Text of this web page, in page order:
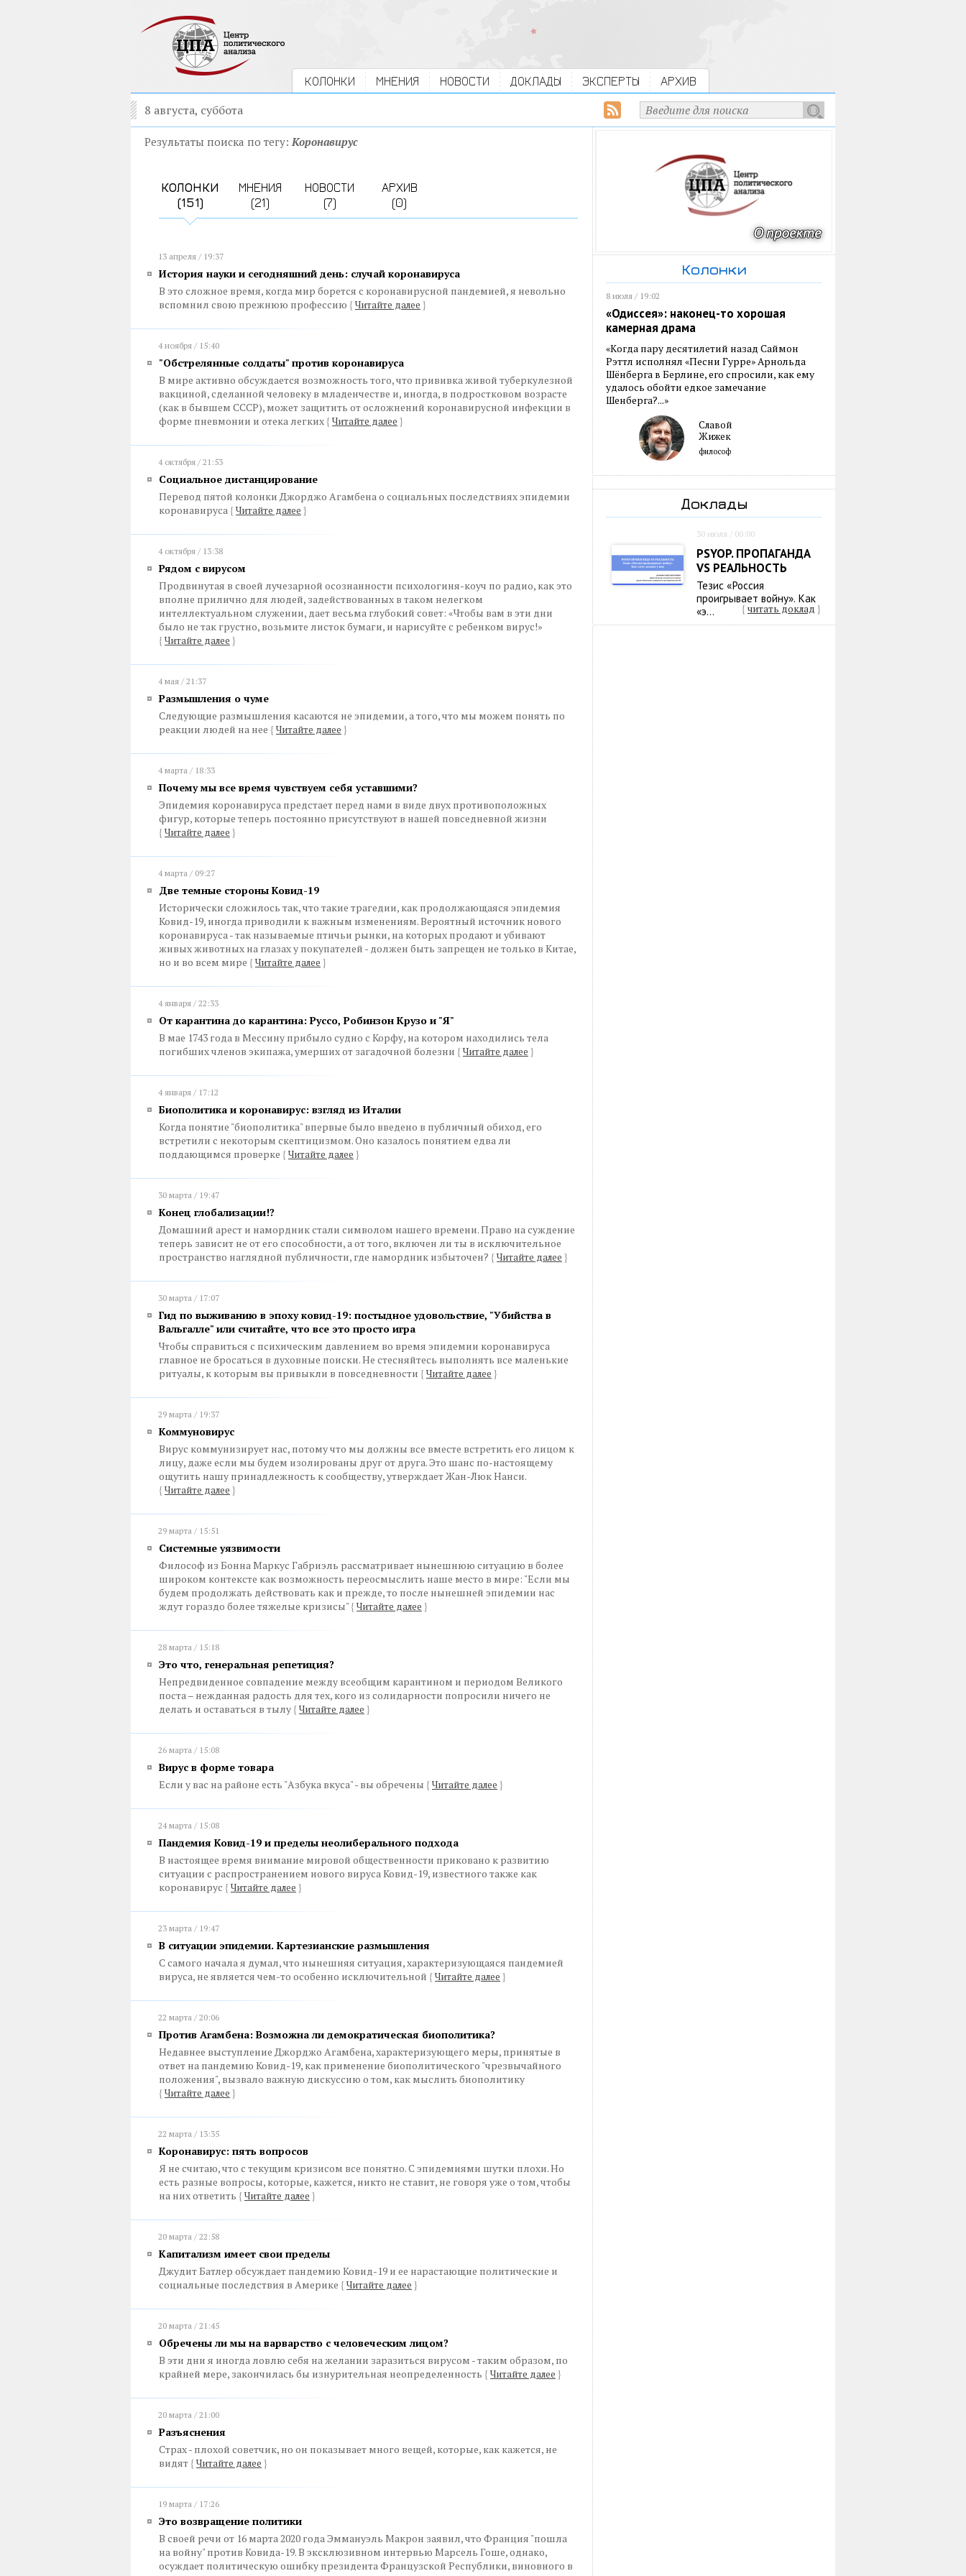
КОЛОНКИ МНЕНИЯ НОВОСТИ ДОКЛАДЫ ЭКСПЕРТЫ АРХИВ
8 августа, суббота
Результаты поиска по тегу:Коронавирус
КОЛОНКИ
(151)
МНЕНИЯ
(21)
НОВОСТИ
(7)
АРХИВ
(0)
13 апреля / 19:37
История науки и сегодняшний день: случай коронавируса
В это сложное время, когда мир борется с коронавирусной пандемией, я невольно
вспомнил свою прежнюю профессию { Читайте далее }
4 ноября / 15:40
"Обстрелянные солдаты" против коронавируса
В мире активно обсуждается возможность того, что прививка живой туберкулезной
вакциной, сделанной человеку в младенчестве и, иногда, в подростковом возрасте
(как в бывшем СССР), может защитить от осложнений коронавирусной инфекции в
форме пневмонии и отека легких { Читайте далее }
4 октября / 21:53
Социальное дистанцирование
Перевод пятой колонки Джорджо Агамбена о социальных последствиях эпидемии
коронавируса { Читайте далее }
4 октября / 13:38
Рядом с вирусом
Продвинутая в своей лучезарной осознанности психологиня-коуч по радио, как это
вполне прилично для людей, задействованных в таком нелегком
интеллектуальном служении, дает весьма глубокий совет: «Чтобы вам в эти дни
было не так грустно, возьмите листок бумаги, и нарисуйте с ребенком вирус!»
{ Читайте далее }
4 мая / 21:37
Размышления о чуме
Следующие размышления касаются не эпидемии, а того, что мы можем понять по
реакции людей на нее { Читайте далее }
4 марта / 18:33
Почему мы все время чувствуем себя уставшими?
Эпидемия коронавируса предстает перед нами в виде двух противоположных
фигур, которые теперь постоянно присутствуют в нашей повседневной жизни
{ Читайте далее }
4 марта / 09:27
Две темные стороны Ковид-19
Исторически сложилось так, что такие трагедии, как продолжающаяся эпидемия
Ковид-19, иногда приводили к важным изменениям. Вероятный источник нового
коронавируса - так называемые птичьи рынки, на которых продают и убивают
живых животных на глазах у покупателей - должен быть запрещен не только в Китае,
но и во всем мире { Читайте далее }
4 января / 22:33
От карантина до карантина: Руссо, Робинзон Крузо и "Я"
В мае 1743 года в Мессину прибыло судно с Корфу, на котором находились тела
погибших членов экипажа, умерших от загадочной болезни { Читайте далее }
4 января / 17:12
Биополитика и коронавирус: взгляд из Италии
Когда понятие "биополитика" впервые было введено в публичный обиход, его
встретили с некоторым скептицизмом. Оно казалось понятием едва ли
поддающимся проверке { Читайте далее }
30 марта / 19:47
Конец глобализации!?
Домашний арест и намордник стали символом нашего времени. Право на суждение
теперь зависит не от его способности, а от того, включен ли ты в исключительное
пространство наглядной публичности, где намордник избыточен? { Читайте далее }
30 марта / 17:07
Гид по выживанию в эпоху ковид-19: постыдное удовольствие, "Убийства в
Вальгалле" или считайте, что все это просто игра
Чтобы справиться с психическим давлением во время эпидемии коронавируса
главное не бросаться в духовные поиски. Не стесняйтесь выполнять все маленькие
ритуалы, к которым вы привыкли в повседневности { Читайте далее }
29 марта / 19:37
Коммуновирус
Вирус коммунизирует нас, потому что мы должны все вместе встретить его лицом к
лицу, даже если мы будем изолированы друг от друга. Это шанс по-настоящему
ощутить нашу принадлежность к сообществу, утверждает Жан-Люк Нанси.
{ Читайте далее }
29 марта / 15:51
Системные уязвимости
Философ из Бонна Маркус Габриэль рассматривает нынешнюю ситуацию в более
широком контексте как возможность переосмыслить наше место в мире: "Если мы
будем продолжать действовать как и прежде, то после нынешней эпидемии нас
ждут гораздо более тяжелые кризисы" { Читайте далее }
28 марта / 15:18
Это что, генеральная репетиция?
Непредвиденное совпадение между всеобщим карантином и периодом Великого
поста – нежданная радость для тех, кого из солидарности попросили ничего не
делать и оставаться в тылу { Читайте далее }
26 марта / 15:08
Вирус в форме товара
Если у вас на районе есть "Азбука вкуса" - вы обречены { Читайте далее }
24 марта / 15:08
Пандемия Ковид-19 и пределы неолиберального подхода
В настоящее время внимание мировой общественности приковано к развитию
ситуации с распространением нового вируса Ковид-19, известного также как
коронавирус { Читайте далее }
23 марта / 19:47
В ситуации эпидемии. Картезианские размышления
С самого начала я думал, что нынешняя ситуация, характеризующаяся пандемией
вируса, не является чем-то особенно исключительной { Читайте далее }
22 марта / 20:06
Против Агамбена: Возможна ли демократическая биополитика?
Недавнее выступление Джорджо Агамбена, характеризующего меры, принятые в
ответ на пандемию Ковид-19, как применение биополитического "чрезвычайного
положения", вызвало важную дискуссию о том, как мыслить биополитику
{ Читайте далее }
22 марта / 13:35
Коронавирус: пять вопросов
Я не считаю, что с текущим кризисом все понятно. С эпидемиями шутки плохи. Но
есть разные вопросы, которые, кажется, никто не ставит, не говоря уже о том, чтобы
на них ответить { Читайте далее }
20 марта / 22:58
Капитализм имеет свои пределы
Джудит Батлер обсуждает пандемию Ковид-19 и ее нарастающие политические и
социальные последствия в Америке { Читайте далее }
20 марта / 21:45
Обречены ли мы на варварство с человеческим лицом?
В эти дни я иногда ловлю себя на желании заразиться вирусом - таким образом, по
крайней мере, закончилась бы изнурительная неопределенность { Читайте далее }
20 марта / 21:00
Разъяснения
Страх - плохой советчик, но он показывает много вещей, которые, как кажется, не
видят { Читайте далее }
19 марта / 17:26
Это возвращение политики
В своей речи от 16 марта 2020 года Эммануэль Макрон заявил, что Франция "пошла
на войну" против Ковида-19. В эксклюзивном интервью Марсель Гоше, однако,
осуждает политическую ошибку президента Французской Республики, виновного в
Колонки
8 июля / 19:02
«Одиссея»: наконец-то хорошая
камерная драма
«Когда пару десятилетий назад Саймон
Рэттл исполнял «Песни Гурре» Арнольда
Шёнберга в Берлине, его спросили, как ему
удалось обойти едкое замечание
Шенберга?...»
Славой
Жижек
философ
Доклады
30 июля / 00:00
PSYOP. ПРОПАГАНДА
VS РЕАЛЬНОСТЬ
Тезис «Россия
проигрывает войну». Как
«э...
{ читать доклад }